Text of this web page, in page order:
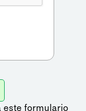
este formulario